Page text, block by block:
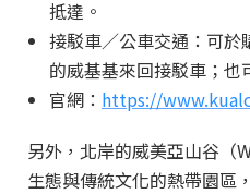
抵達。
接駁車／公車交通：可於
的威基基來回接駁車；也
官網： https://
另外，北岸的威美亞山谷（
生態與傳統文化的熱帶園區